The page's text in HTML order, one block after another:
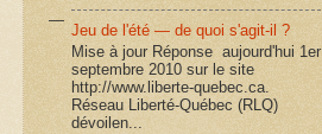
Jeu de l'été — de quoi s'agit-il ?
Mise à jour Réponse aujourd'hui 1er
septembre 2010 sur le site
http://www.liberte-quebec.ca.
Réseau Liberté-Québec (RLQ)
dévoilen...